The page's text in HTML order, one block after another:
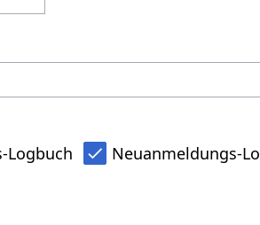
Logbuch Neuanmeldungs-